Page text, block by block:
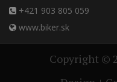
+421 903 805 059
www.biker.sk
Copyright ©